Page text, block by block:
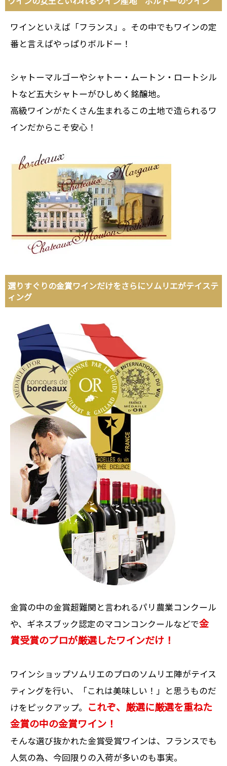
ワインといえば「フランス」。その中でもワインの定
番と言えばやっぱりボルドー！
シャトーマルゴーやシャトー・ムートン・ロートシル
トなど五大シャトーがひしめく銘醸地。
高級ワインがたくさん生まれるこの土地で造られるワ
インだからこそ安心！
選りすぐりの金賞ワインだけをさらにソムリエがテイステ
ィング
金賞の中の金賞超難関と言われるパリ農業コンクール
や、ギネスブック認定のマコンコンクールなどで金
賞受賞のプロが厳選したワインだけ！
ワインショップソムリエのプロのソムリエ陣がテイス
ティングを行い、「これは美味しい！」と思うものだ
けをピックアップ。 これぞ、厳選に厳選を重ねた
金賞の中の金賞ワイン！
そんな選び抜かれた金賞受賞ワインは、フランスでも
人気の為、今回限りの入荷が多いのも事実。